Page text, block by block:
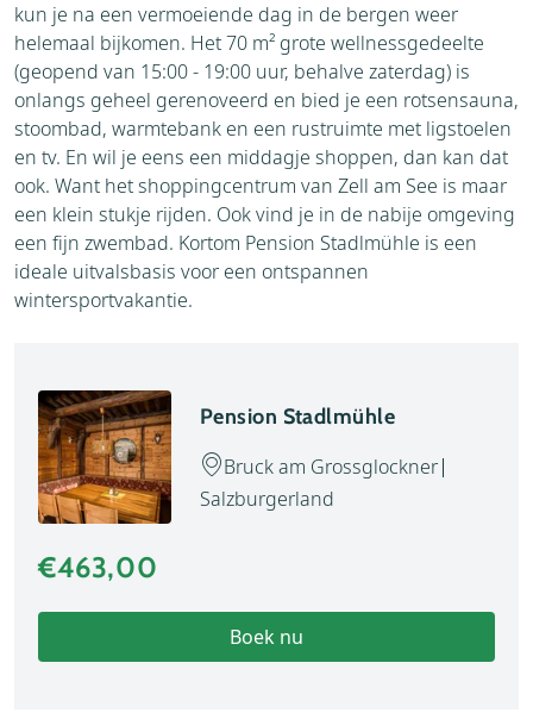
kun je na een vermoeiende dag in de bergen weer
helemaal bijkomen. Het 70 m² grote wellnessgedeelte
(geopend van 15:00 - 19:00 uur, behalve zaterdag) is
onlangs geheel gerenoveerd en bied je een rotsensauna,
stoombad, warmtebank en een rustruimte met ligstoelen
en tv. En wil je eens een middagje shoppen, dan kan dat
ook. Want het shoppingcentrum van Zell am See is maar
een klein stukje rijden. Ook vind je in de nabije omgeving
een fijn zwembad. Kortom Pension Stadlmühle is een
ideale uitvalsbasis voor een ontspannen
wintersportvakantie.
Pension Stadlmühle
Bruck am Grossglockner
Salzburgerland
€463,00
Boek nu